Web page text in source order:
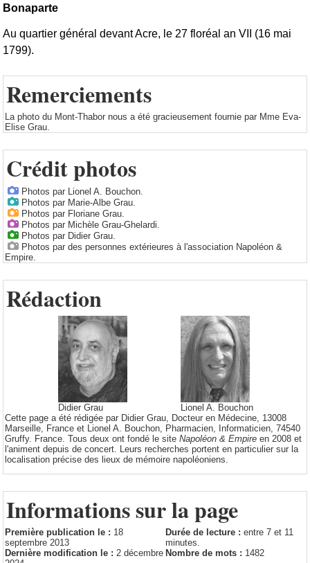
Bonaparte
Au quartier général devant Acre, le 27 floréal an VII (16 mai
1799).
Remerciements
La photo du Mont-Thabor nous a été gracieusement fournie par Mme Eva-
Elise Grau.
Crédit photos
Photos par Lionel A. Bouchon.
Photos par Marie-Albe Grau.
Photos par Floriane Grau.
Photos par Michèle Grau-Ghelardi.
Photos par Didier Grau.
Photos par des personnes extérieures à l'association Napoléon &
Empire.
Rédaction
Didier Grau
Lionel A. Bouchon
Cette page a été rédigée par Didier Grau, Docteur en Médecine, 13008
Marseille, France et Lionel A. Bouchon, Pharmacien, Informaticien, 74540
Gruffy. France. Tous deux ont fondé le site Napoléon & Empire en 2008 et
l'animent depuis de concert. Leurs recherches portent en particulier sur la
localisation précise des lieux de mémoire napoléoniens.
Informations sur la page
Première publication le : 18
septembre 2013
Durée de lecture : entre 7 et 11
minutes.
Dernière modification le : 2 décembre Nombre de mots : 1482